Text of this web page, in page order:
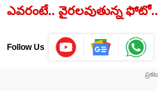
ఎవరంటే.. వైరలవుతున్న ఫోటో..
Follow Us